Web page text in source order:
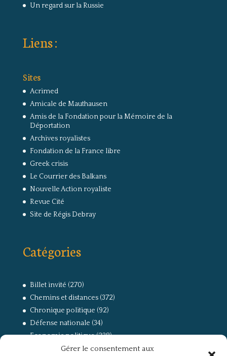
Gérer le consentement aux
Un regard sur la Russie
Liens :
Sites
Acrimed
Amicale de Mauthausen
Amis de la Fondation pour la Mémoire de la
Déportation
Archives royalistes
Fondation de la France libre
Greek crisis
Le Courrier des Balkans
Nouvelle Action royaliste
Revue Cité
Site de Régis Debray
Catégories
Billet invité (270)
Chemins et distances(372)
Chronique politique (92)
Défense nationale (34)
Economie politique(238)
(168)